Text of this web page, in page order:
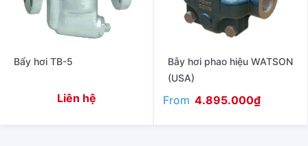
Bẩy hơi TB-5
Liên hệ
Bẫy hơi phao hiệu WATSON
(USA)
From 4.895.000₫